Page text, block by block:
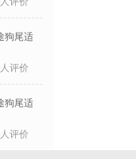
2015
装
狗尾适
骨雨刮
10代/飞
2017
一对装
人评价
狗尾适
骨雨刮
10代/飞
人评价